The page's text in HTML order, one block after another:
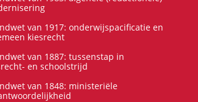
van 1917: onderwijspacificatie en
kiesrecht
van 1887: tussenstap in
en schoolstrijd
van 1848: ministeriële